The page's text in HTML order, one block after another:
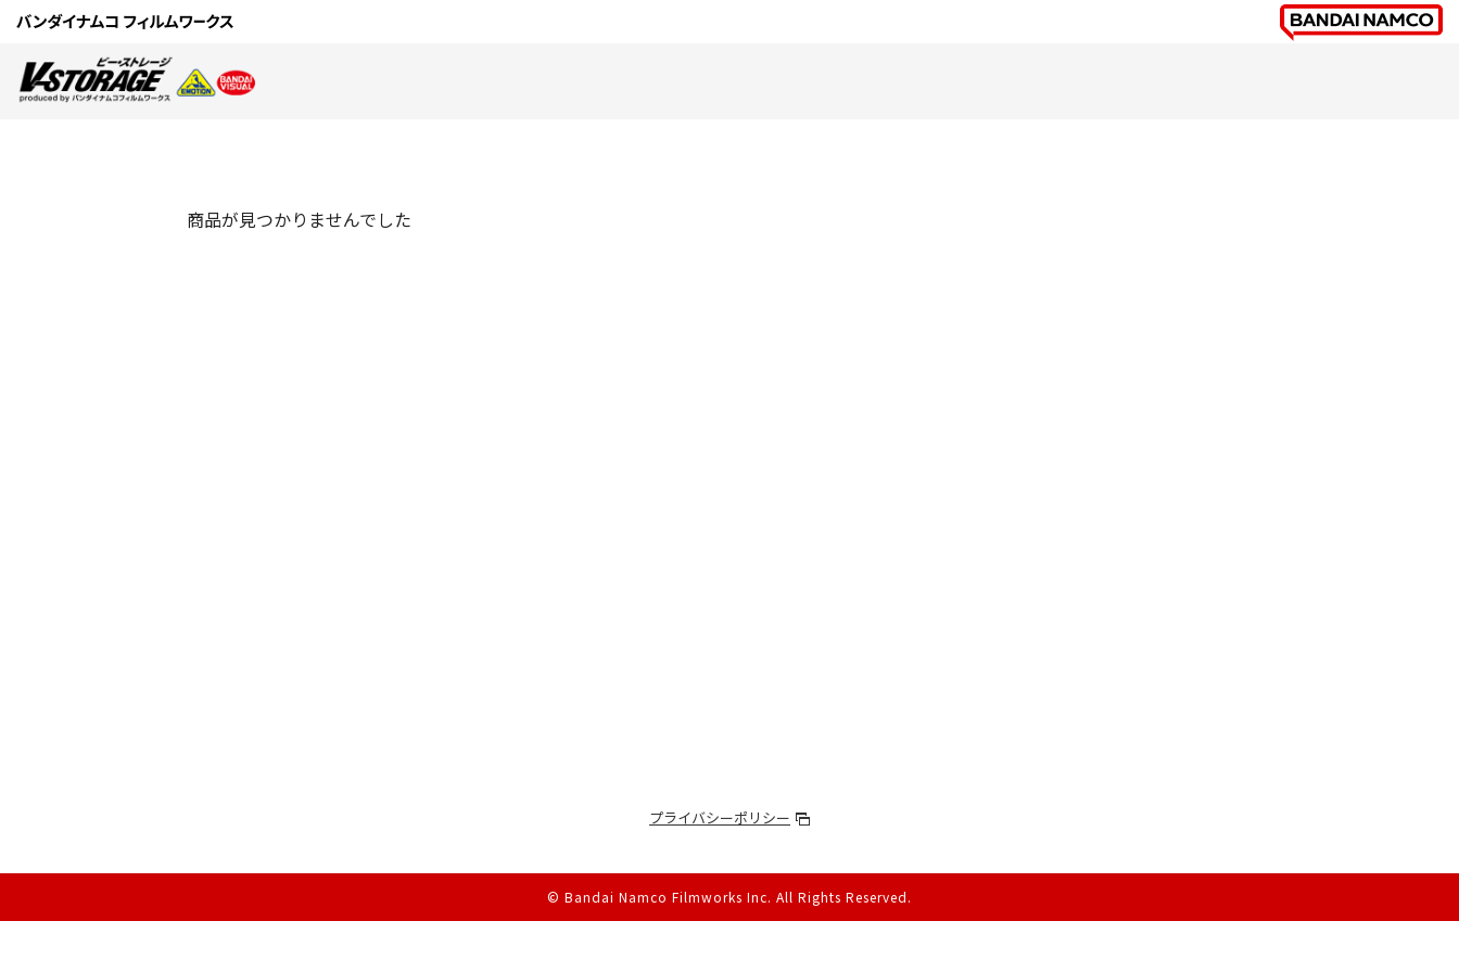
商品が見つかりませんでした
プライバシーポリシー
© Bandai Namco Filmworks Inc. All Rights Reserved.